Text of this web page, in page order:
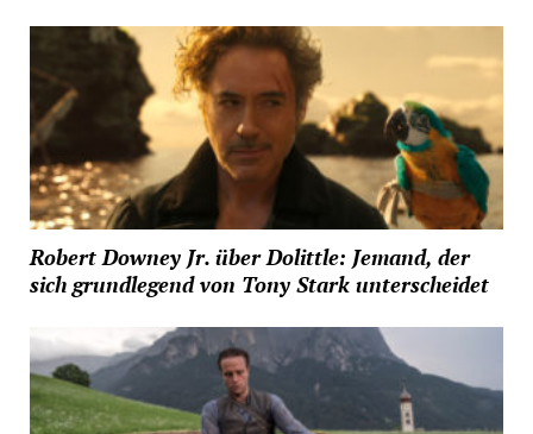
Robert Downey Jr. über Dolittle: Jemand, der
sich grundlegend von Tony Stark unterscheidet